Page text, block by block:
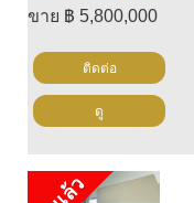
ขาย ฿ 5,800,000
ติดต่อ
ดู